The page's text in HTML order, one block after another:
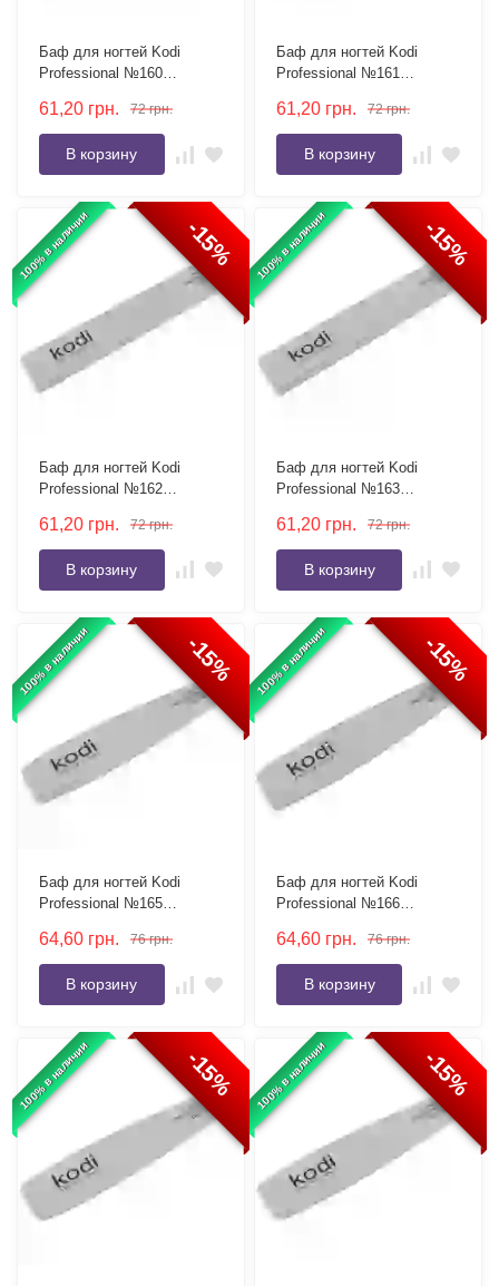
Баф для ногтей Kodi
Professional №160
серый
61,20 грн. 72 грн.
В корзину
Баф для ногтей Kodi
Professional №161
серый
61,20 грн. 72 грн.
В корзину
100% в наличии -15%
Баф для ногтей Kodi
Professional №162
серый
61,20 грн. 72 грн.
В корзину
100% в наличии -15%
Баф для ногтей Kodi
Professional №163
серый
61,20 грн. 72 грн.
В корзину
100% в наличии -15%
Баф для ногтей Kodi
Professional №165
64,60 грн. 76 грн.
В корзину
100% в наличии -15%
Баф для ногтей Kodi
Professional №166
64,60 грн. 76 грн.
В корзину
100% в наличии -15% 100% в наличии -15%